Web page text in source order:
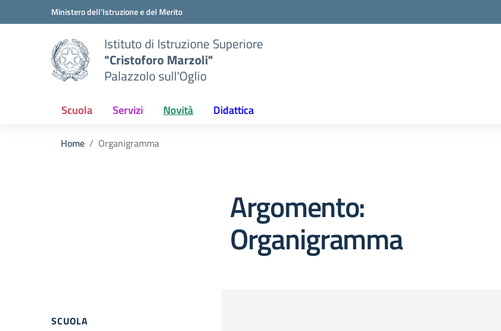
Vai ai contenuti
Vai al menu di navigazioneMinistero dell'Istruzione e del Merito
Istituto di Istruzione Superiore
"Cristoforo Marzoli"
Palazzolo sull'Oglio
Scuola Servizi Novità Didattica
Home Organigramma
Argomento:
Organigramma
SCUOLA